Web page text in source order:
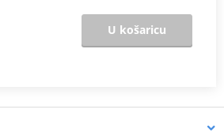
U košaricu